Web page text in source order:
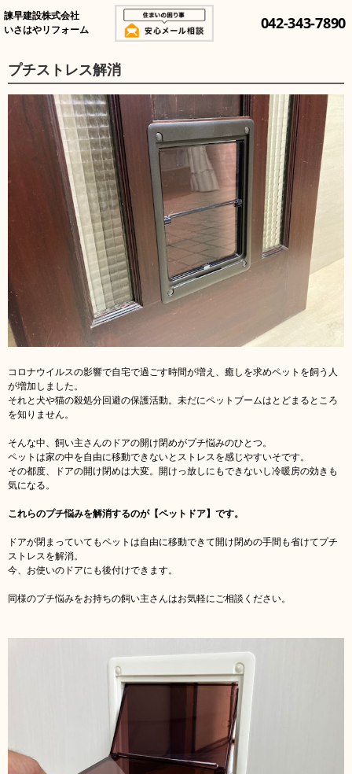
諫早建設株式会社
いさはやリフォーム
042-343-7890
プチストレス解消
コロナウイルスの影響で自宅で過ごす時間が増え、癒しを求めペットを飼う人
が増加しました。
それと犬や猫の殺処分回避の保護活動。未だにペットブームはとどまるところ
を知りません。
そんな中、飼い主さんのドアの開け閉めがプチ悩みのひとつ。
ペットは家の中を自由に移動できないとストレスを感じやすいそです。
その都度、ドアの開け閉めは大変。開けっ放しにもできないし冷暖房の効きも
気になる。
これらのプチ悩みを解消するのが【ペットドア】です。
ドアが閉まっていてもペットは自由に移動できて開け閉めの手間も省けてプチ
ストレスを解消。
今、お使いのドアにも後付けできます。
同様のプチ悩みをお持ちの飼い主さんはお気軽にご相談ください。